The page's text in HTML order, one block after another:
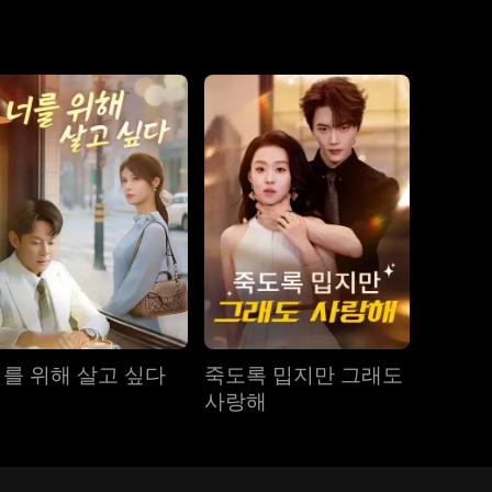
를 위해 살고 싶다
죽도록 밉지만 그래도
사랑해